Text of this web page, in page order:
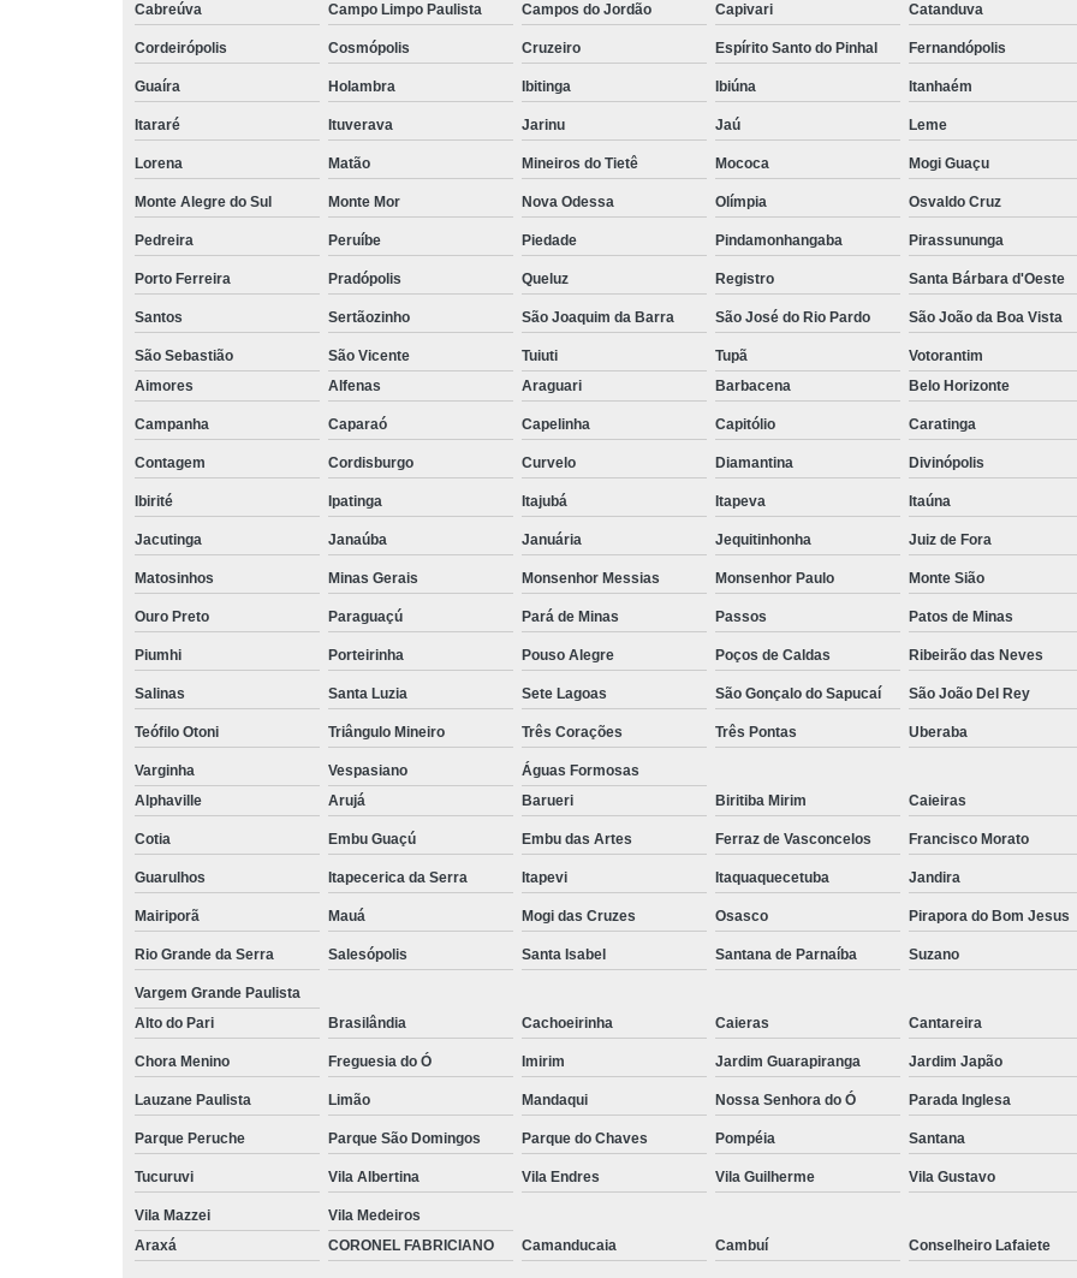
Cabreúva Campo Limpo Paulista Campos do Jordão Capivari Catanduva
Cordeirópolis Cosmópolis Cruzeiro Espírito Santo do Pinhal Fernandópolis
Guaíra Holambra Ibitinga Ibiúna Itanhaém
Itararé Ituverava Jarinu Jaú Leme
Lorena Matão Mineiros do Tietê Mococa Mogi Guaçu
Monte Alegre do Sul Monte Mor Nova Odessa Olímpia Osvaldo Cruz
Pedreira Peruíbe Piedade Pindamonhangaba Pirassununga
Porto Ferreira Pradópolis Queluz Registro Santa Bárbara d'Oeste
Santos Sertãozinho São Joaquim da Barra São José do Rio Pardo São João da Boa Vista
São Sebastião São Vicente Tuiuti Tupã Votorantim
Aimores
Alfenas Araguari Barbacena Belo Horizonte
Campanha Caparaó Capelinha Capitólio Caratinga
Contagem Cordisburgo Curvelo Diamantina Divinópolis
Ibirité Ipatinga Itajubá Itapeva Itaúna
Jacutinga Janaúba Januária Jequitinhonha Juiz de Fora
Matosinhos Minas Gerais Monsenhor Messias Monsenhor Paulo Monte Sião
Ouro Preto Paraguaçú Pará de Minas Passos Patos de Minas
Piumhi Porteirinha Pouso Alegre Poços de Caldas Ribeirão das Neves
Salinas Santa Luzia Sete Lagoas São Gonçalo do Sapucaí São João Del Rey
Teófilo Otoni Triângulo Mineiro Três Corações Três Pontas Uberaba
Varginha Vespasiano
Águas Formosas
Alphaville
Arujá Barueri Biritiba Mirim Caieiras
Cotia Embu Guaçú Embu das Artes Ferraz de Vasconcelos Francisco Morato
Guarulhos Itapecerica da Serra Itapevi Itaquaquecetuba Jandira
Mairiporã Mauá Mogi das Cruzes Osasco Pirapora do Bom Jesus
Rio Grande da Serra Salesópolis Santa Isabel Santana de Parnaíba Suzano
Vargem Grande Paulista
Alto do Pari
Brasilândia Cachoeirinha Caieras Cantareira
Chora Menino Freguesia do Ó Imirim Jardim Guarapiranga Jardim Japão
Lauzane Paulista Limão Mandaqui Nossa Senhora do Ó Parada Inglesa
Parque Peruche Parque São Domingos Parque do Chaves Pompéia Santana
Tucuruvi Vila Albertina Vila Endres Vila Guilherme Vila Gustavo
Vila Mazzei
Vila Medeiros
Araxá
CORONEL FABRICIANO Camanducaia Cambuí Conselheiro Lafaiete